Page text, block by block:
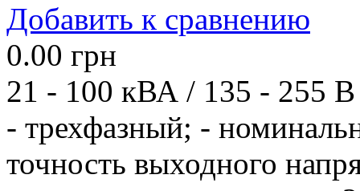
Добавить к сравнению
0.00 грн
21 - 100 кВА / 135 - 255
- трехфазный; -
точность выходного